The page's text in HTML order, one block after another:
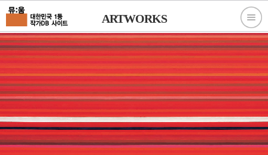
ARTWORKS